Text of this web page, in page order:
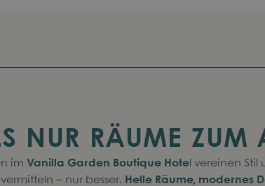
NUR RÄUME ZUM
im Vanilla Garden Boutique Hotel vereinen Stil
– nur besser. Helle Räume, modernes